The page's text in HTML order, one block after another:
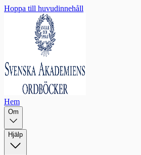
Hoppa till huvudinnehåll
Hem
Om
Hjälp